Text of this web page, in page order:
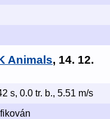
Animals, 14. 12.
s, 0.0 tr. b., 5.51 m/s